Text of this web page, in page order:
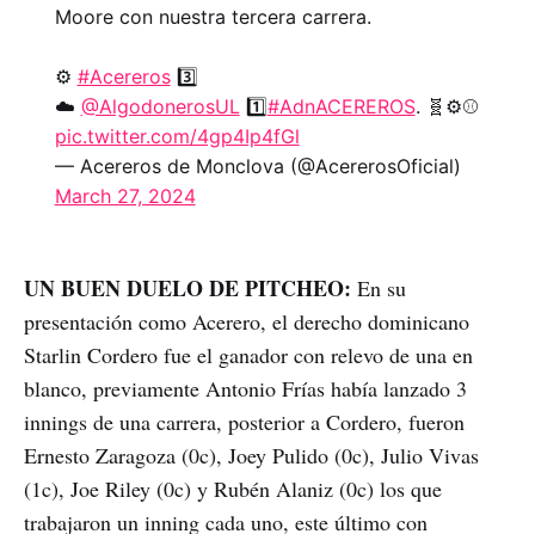
Moore con nuestra tercera carrera.
⚙️ #Acereros3️⃣
☁️ @AlgodonerosUL 1️⃣#AdnACEREROS. 🧬⚙️⚾
pic.twitter.com/4gp4Ip4fGl
— Acereros de Monclova (@AcererosOficial)
March 27, 2024
UN BUEN DUELO DE PITCHEO: En su
presentación como Acerero, el derecho dominicano
Starlin Cordero fue el ganador con relevo de una en
blanco, previamente Antonio Frías había lanzado 3
innings de una carrera, posterior a Cordero, fueron
Ernesto Zaragoza (0c), Joey Pulido (0c), Julio Vivas
(1c), Joe Riley (0c) y Rubén Alaniz (0c) los que
trabajaron un inning cada uno, este último con